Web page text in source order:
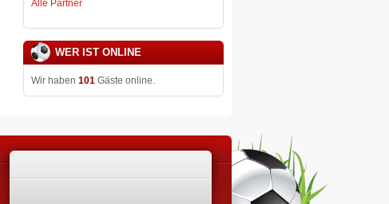
Alle Partner
WER IST ONLINE
Wir haben 101Gäste online.